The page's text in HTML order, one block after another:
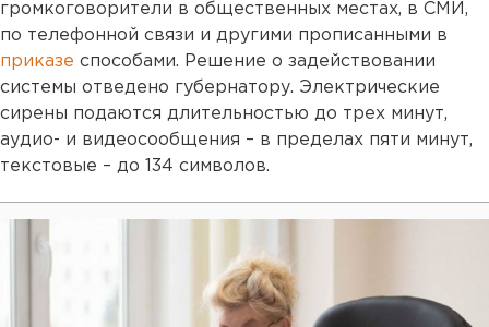
громкоговорители в общественных местах, в СМИ,
по телефонной связи и другими прописанными в
приказе способами. Решение о задействовании
системы отведено губернатору. Электрические
сирены подаются длительностью до трех минут,
аудио- и видеосообщения – в пределах пяти минут,
текстовые – до 134 символов.